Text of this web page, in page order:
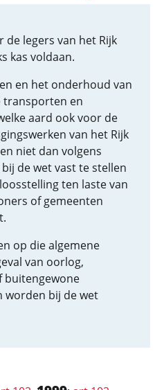
de legers van het Rijk
kas voldaan.
en het onderhoud van
transporten en
aard ook voor de
van het Rijk
niet dan volgens
de wet vast te stellen
ten laste van
of gemeenten
op die algemene
van oorlog,
buitengewone
worden bij de wet